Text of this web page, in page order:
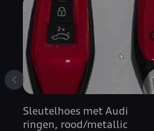
Sleutelhoes met Audi
ringen, rood/metallic